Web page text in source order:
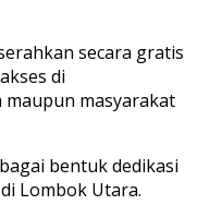
secara gratis
di
maupun masyarakat
bentuk dedikasi
Lombok Utara.